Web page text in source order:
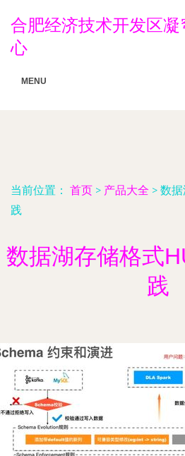
合肥经济技术开发区凝
心
MENU
当前位置： 首页 > 产品大全 > 数
践
数据湖存储格式
践